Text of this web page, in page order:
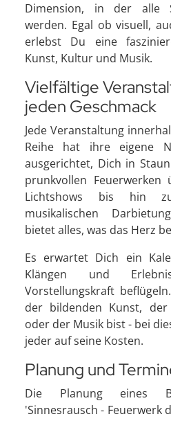
Dimension, in der alle
werden. Egal ob visuell,
erlebst Du eine
Kunst, Kultur und Musik.
Vielfältige
jeden Geschmack
Jede Veranstaltung
Reihe hat ihre eigene
ausgerichtet, Dich in
prunkvollen Feuerwerken
Lichtshows bis hin zu
musikalischen
bietet alles, was das Herz
Es erwartet Dich ein
Klängen und
Vorstellungskraft
der bildenden Kunst,
oder der Musik bist - bei
jeder auf seine Kosten.
Planung und
Die Planung eines
'Sinnesrausch - Feuerwerk